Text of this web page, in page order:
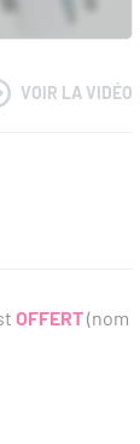
VOIR LA VIDÉO
OFFERT(nom